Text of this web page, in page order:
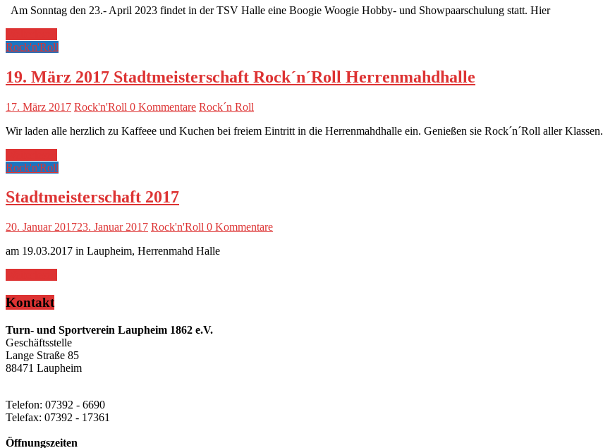
Am Sonntag den 23.- April 2023 findet in der TSV Halle eine Boogie Woogie Hobby- und Showpaarschulung statt. Hier
Rock'n'Roll
19. März 2017 Stadtmeisterschaft Rock´n´Roll Herrenmahdhalle
17. März 2017 Rock'n'Roll 0 Kommentare Rock´n Roll
Wir laden alle herzlich zu Kaffeee und Kuchen bei freiem Eintritt in die Herrenmahdhalle ein. Genießen sie Rock´n´Roll aller Klassen.
Rock'n'Roll
Stadtmeisterschaft 2017
20. Januar 201723. Januar 2017 Rock'n'Roll 0 Kommentare
am 19.03.2017 in Laupheim, Herrenmahd Halle
Kontakt
Turn- und Sportverein Laupheim 1862 e.V.
Geschäftsstelle
Lange Straße 85
88471 Laupheim
Telefon: 07392 - 6690
Telefax: 07392 - 17361
Öffnungszeiten